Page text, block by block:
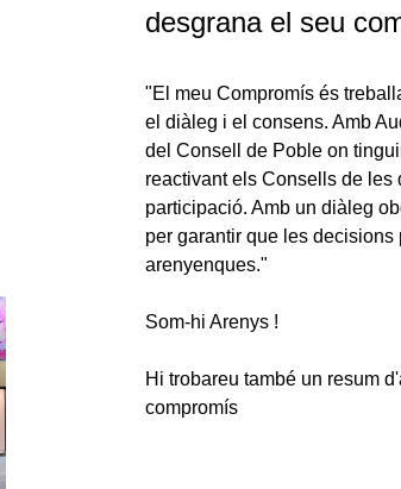
desgrana el seu
"El meu Compromís és
el diàleg i el consens. Amb
del Consell de Poble on
reactivant els Consells de les
participació. Amb un diàleg
per garantir que les
arenyenques."
Som-hi Arenys !
Hi trobareu també un resum
compromís